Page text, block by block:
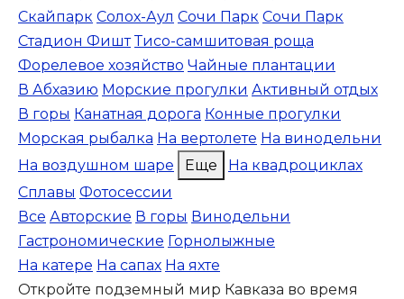
Скайпарк Солох-Аул Сочи Парк Сочи Парк
Стадион Фишт Тисо-самшитовая роща
Форелевое хозяйство Чайные плантации
В Абхазию Морские прогулки Активный отдых
В горы Канатная дорога Конные прогулки
Морская рыбалка На вертолете На винодельни
На воздушном шаре
Еще
На квадроциклах
Сплавы Фотосессии
Все Авторские В горы Винодельни
Гастрономические Горнолыжные
На катере На сапах На яхте
Откройте подземный мир Кавказа во время